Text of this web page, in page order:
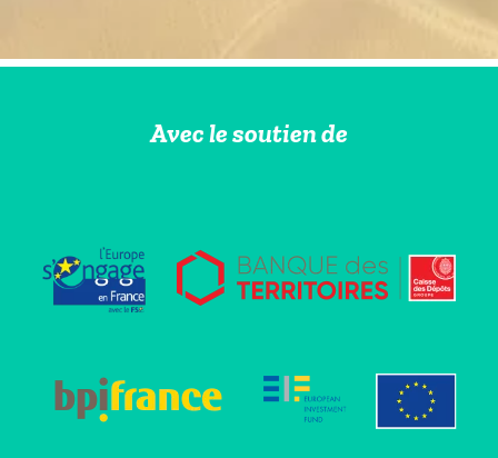
Avec le soutien de